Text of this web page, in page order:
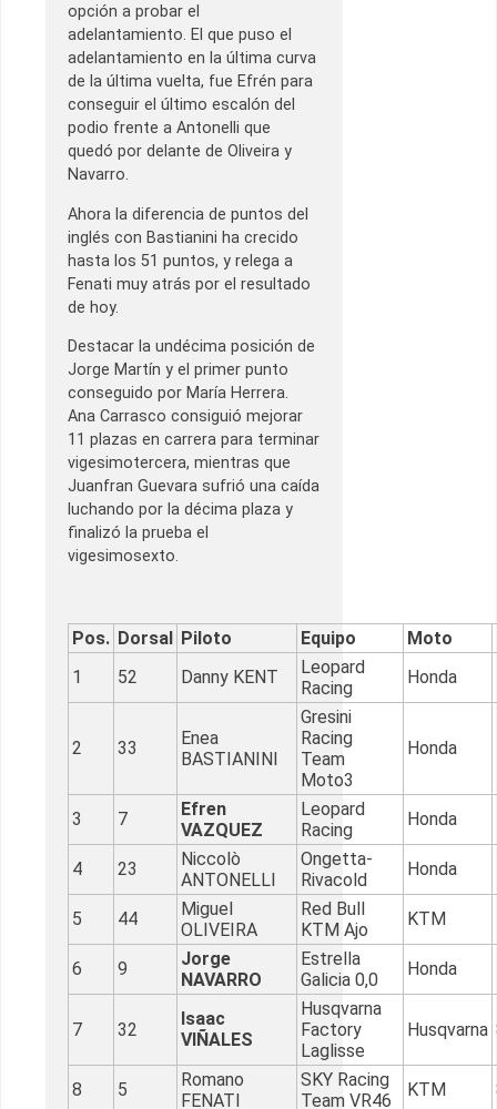
opción a probar el
adelantamiento. El que puso el
adelantamiento en la última curva
de la última vuelta, fue Efrén para
conseguir el último escalón del
podio frente a Antonelli que
quedó por delante de Oliveira y
Navarro.
Ahora la diferencia de puntos del
inglés con Bastianini ha crecido
hasta los 51 puntos, y relega a
Fenati muy atrás por el resultado
de hoy.
Destacar la undécima posición de
Jorge Martín y el primer punto
conseguido por María Herrera.
Ana Carrasco consiguió mejorar
11 plazas en carrera para terminar
vigesimotercera, mientras que
Juanfran Guevara sufrió una caída
luchando por la décima plaza y
finalizó la prueba el
vigesimosexto.
Pos. Dorsal Piloto Equipo Moto
1
52 Danny KENT
Leopard
Racing
Honda
2 33
Enea
BASTIANINI
Gresini
Racing
Team
Moto3
Honda
3 7
Efren
VAZQUEZ
Leopard
Racing
Honda
4 23
Niccolò
ANTONELLI
Ongetta-
Rivacold
Honda
5 44
Miguel
OLIVEIRA
Red Bull
KTM Ajo
KTM
6 9
Jorge
NAVARRO
Estrella
Galicia 0,0
Honda
7 32
Isaac
VIÑALES
Husqvarna
Factory
Laglisse
Husqvarna
8 5
Romano
FENATI
SKY Racing
Team VR46
KTM